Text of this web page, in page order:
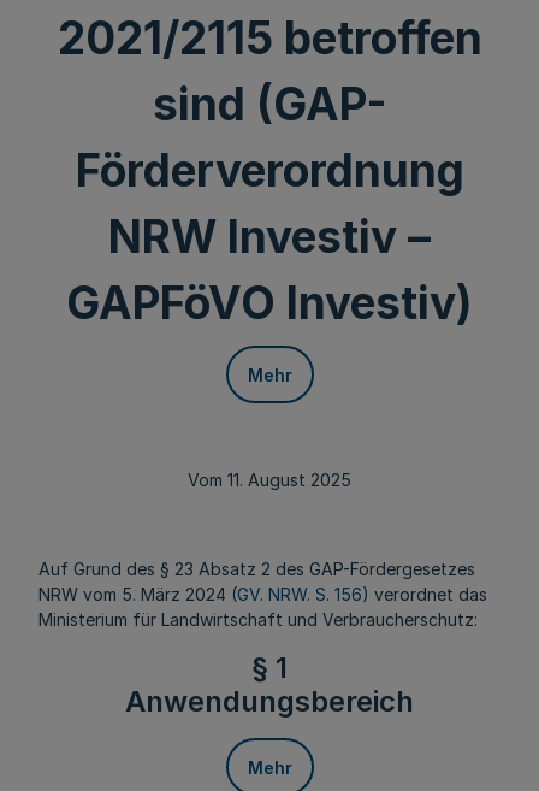
2021/2115 betroffen
sind (GAP-
Förderverordnung
NRW Investiv –
GAPFöVO Investiv)
Mehr
Vom 11. August 2025
Auf Grund des § 23 Absatz 2 des GAP-Fördergesetzes
NRW vom 5. März 2024 (GV. NRW. S. 156) verordnet das
Ministerium für Landwirtschaft und Verbraucherschutz:
§ 1
Anwendungsbereich
Mehr